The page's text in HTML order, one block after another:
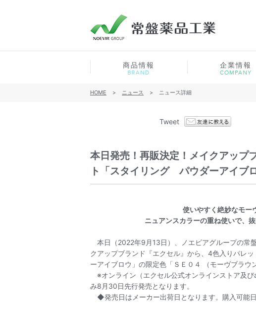
商品情報 企業情報
HOME > ニュース > ニュース詳細
Tweet
本日発売！再販決定！メイクアップ
ト「スタイリング パウダーアイ
使いやすく絶妙なモー
ニュアンスカラーの重ね使いで、
本日（2022年9月13日）、ノエビアグループの常
クアップブランド『エクセル』から、4色入りパ
ーアイブロウ」の限定色「ＳＥ０４ （モーヴブラウ
※オンライン（エクセル公式オンラインストア及
み8月30日先行発売となります。
◆発売日はメーカー出荷日となります。購入可能日